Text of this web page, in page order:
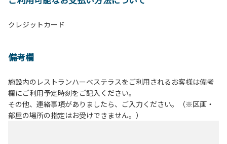
クレジットカード
備考欄
施設内のレストランハーベステラスをご利用されるお客様は備考
欄にご利用予定時刻をご記入ください。
その他、連絡事項がありましたら、ご入力ください。（※区画・
部屋の場所の指定はお受けできません。）